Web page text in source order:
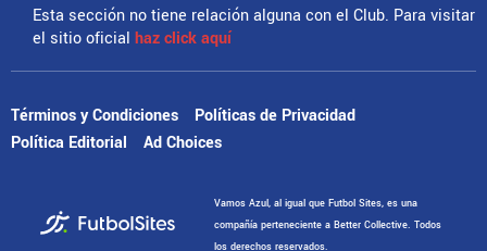
Esta sección no tiene relación alguna con el Club. Para visitar
el sitio oficial haz click aquí
Términos y Condiciones
Políticas de Privacidad
Política Editorial
Ad Choices
Vamos Azul, al igual que Futbol Sites, es una
compañía perteneciente a Better Collective. Todos
los derechos reservados.